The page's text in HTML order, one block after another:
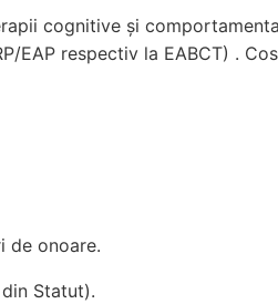
cognitive și
EAP respectiv la EABCT) .
de onoare.
Statut).